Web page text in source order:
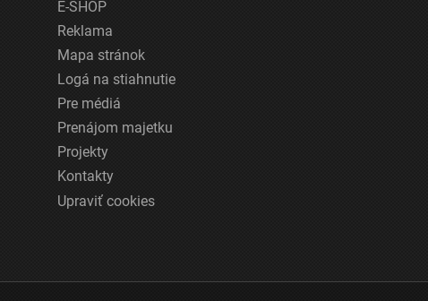
E-SHOP
Reklama
Mapa stránok
Logá na stiahnutie
Pre médiá
Prenájom majetku
Projekty
Kontakty
Upraviť cookies